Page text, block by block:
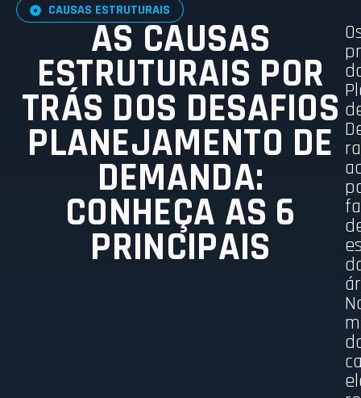
CAUSAS ESTRUTURAIS
AS CAUSAS
ESTRUTURAIS POR
TRÁS DOS DESAFIOS
PLANEJAMENTO DE
DEMANDA:
CONHEÇA AS 6
PRINCIPAIS